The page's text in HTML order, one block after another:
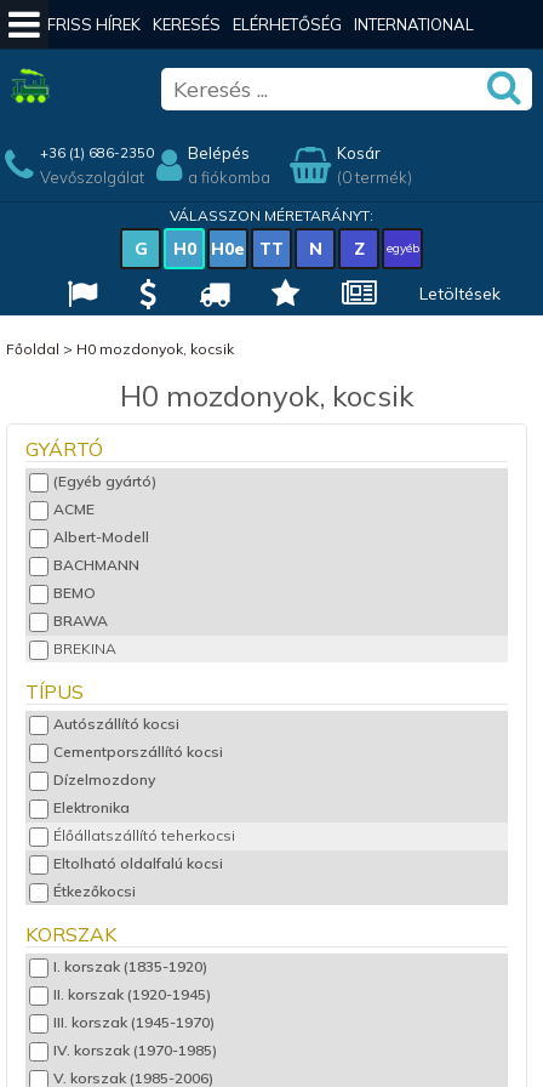
FRISS HÍREK KERESÉS ELÉRHETŐSÉG INTERNATIONAL
+36 (1) 686-2350
Vevőszolgálat
Belépés
a fiókomba
Kosár
(0 termék)
VÁLASSZON MÉRETARÁNYT:
G H0 H0e TT N Z egyéb
Letöltések
Főoldal > H0 mozdonyok, kocsik
H0 mozdonyok, kocsik
GYÁRTÓ
(Egyéb gyártó)
ACME
Albert-Modell
BACHMANN
BEMO
BRAWA
BREKINA
DigiTools
ELECTROTREN
ESU
FLEISCHMANN
HASZNÁLT Fleischmann
HASZNÁLT Märklin
HELJAN
HERIS
HOBBYTRAIN
JÄGERNDORFER
TÍPUS
Autószállító kocsi
Cementporszállító kocsi
Dízelmozdony
Elektronika
Élőállatszállító teherkocsi
Eltolható oldalfalú kocsi
Étkezőkocsi
Fedett 4 tengelyes
Gőzmozdony
Hálókocsi
Hűtőkocsi
Kezdőkészlet - analóg
KORSZAK
I. korszak (1835-1920)
II. korszak (1920-1945)
III. korszak (1945-1970)
IV. korszak (1970-1985)
V. korszak (1985-2006)